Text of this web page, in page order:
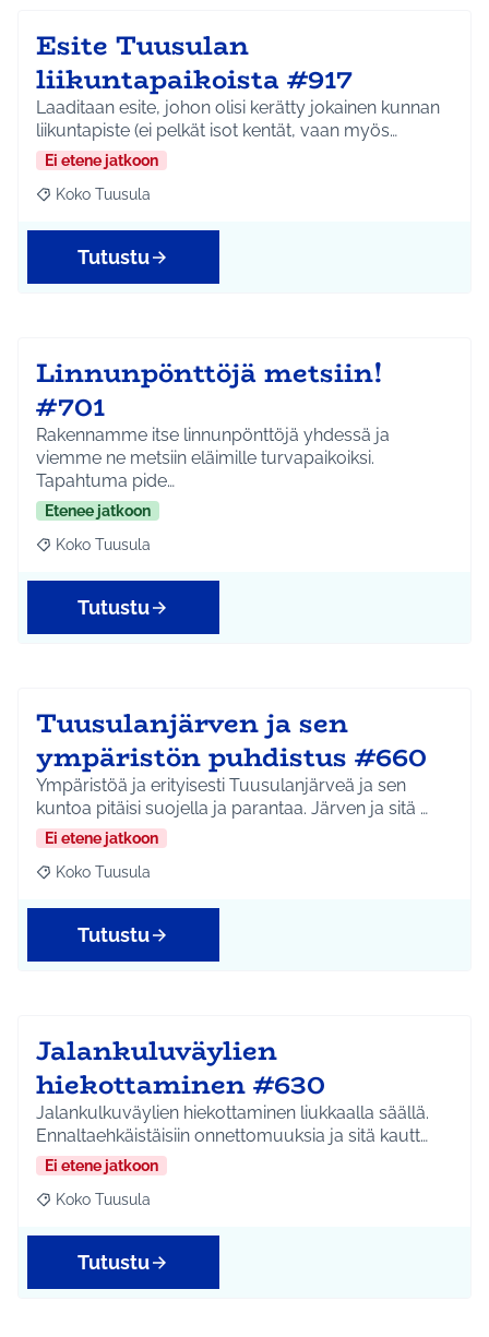
Esite Tuusulan
liikuntapaikoista #917
Laaditaan esite, johon olisi kerätty jokainen kunnan
liikuntapiste (ei pelkät isot kentät, vaan myös…
Ei etene jatkoon
Rajaa tulokset aihepiirin mukaan: Koko Tuusula
Koko Tuusula
Tutustu
Linnunpönttöjä metsiin!
#701
Rakennamme itse linnunpönttöjä yhdessä ja
viemme ne metsiin eläimille turvapaikoiksi.
Tapahtuma pide…
Etenee jatkoon
Rajaa tulokset aihepiirin mukaan: Koko Tuusula
Koko Tuusula
Tutustu
Tuusulanjärven ja sen
ympäristön puhdistus #660
Ympäristöä ja erityisesti Tuusulanjärveä ja sen
kuntoa pitäisi suojella ja parantaa. Järven ja sitä …
Ei etene jatkoon
Rajaa tulokset aihepiirin mukaan: Koko Tuusula
Koko Tuusula
Tutustu
Jalankuluväylien
hiekottaminen #630
Jalankulkuväylien hiekottaminen liukkaalla säällä.
Ennaltaehkäistäisiin onnettomuuksia ja sitä kautt…
Ei etene jatkoon
Rajaa tulokset aihepiirin mukaan: Koko Tuusula
Koko Tuusula
Tutustu